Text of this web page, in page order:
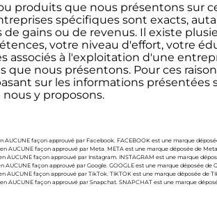
produits que nous présentons sur
spécifiques sont exacts,
gains ou de revenus. Il existe
votre niveau d'effort, votre
associés à l'exploitation d'une
nous présentons. Pour ces
sur les informations présentées
y proposons.
façon approuvé par Facebook. FACEBOOK est une marque
AUCUNE façon approuvé par Meta. META est une marque déposée de
AUCUNE façon approuvé par Instagram. INSTAGRAM est une marque
façon approuvé par Google. GOOGLE est une marque déposée de
AUCUNE façon approuvé par TikTok. TIKTOK est une marque déposée de
AUCUNE façon approuvé par Snapchat. SNAPCHAT est une marque